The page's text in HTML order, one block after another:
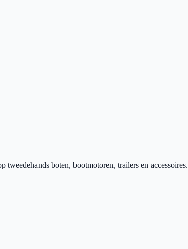
boten, bootmotoren, trailers en accessoires.